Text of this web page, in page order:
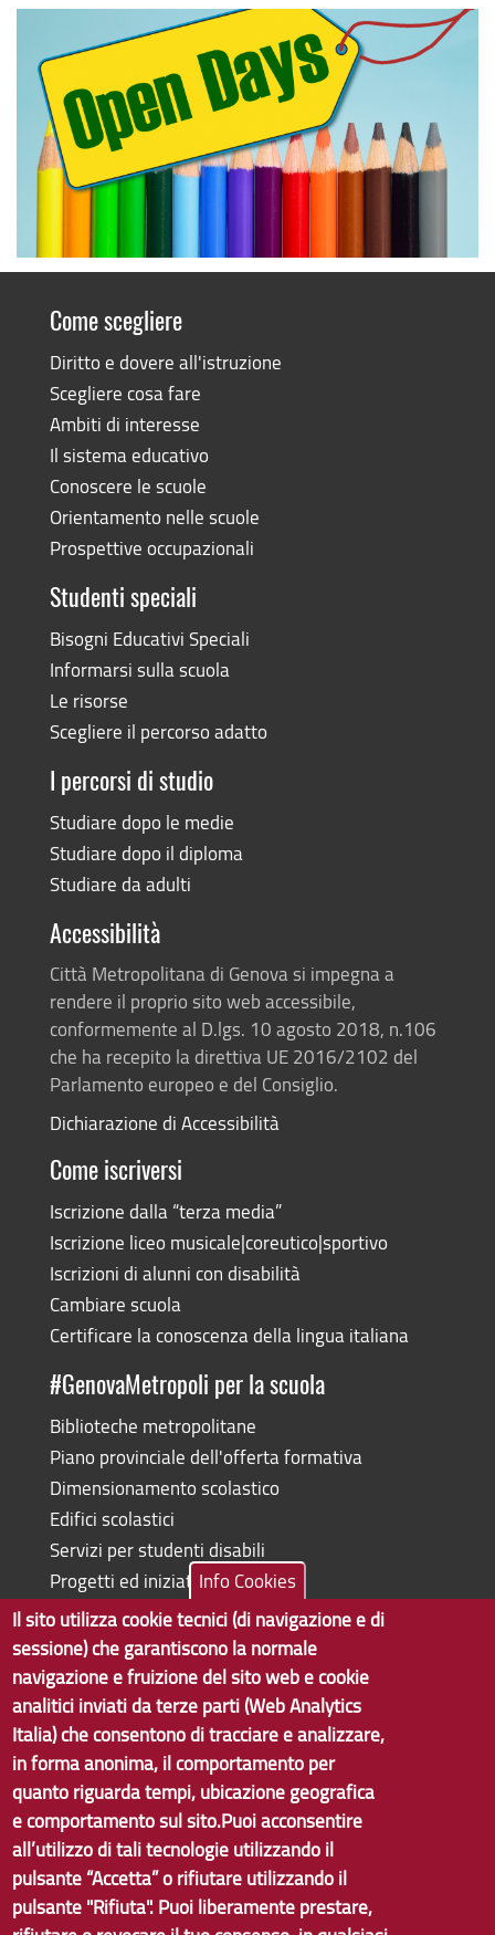
Come scegliere
Diritto e dovere all'istruzione
Scegliere cosa fare
Ambiti di interesse
Il sistema educativo
Conoscere le scuole
Orientamento nelle scuole
Prospettive occupazionali
Studenti speciali
Bisogni Educativi Speciali
Informarsi sulla scuola
Le risorse
Scegliere il percorso adatto
I percorsi di studio
Studiare dopo le medie
Studiare dopo il diploma
Studiare da adulti
Accessibilità
Città Metropolitana di Genova si impegna a
rendere il proprio sito web accessibile,
conformemente al D.lgs. 10 agosto 2018, n.106
che ha recepito la direttiva UE 2016/2102 del
Parlamento europeo e del Consiglio.
Dichiarazione di Accessibilità
Come iscriversi
Iscrizione dalla “terza media”
Iscrizione liceo musicale|coreutico|sportivo
Iscrizioni di alunni con disabilità
Cambiare scuola
Certificare la conoscenza della lingua italiana
#GenovaMetropoli per la scuola
Biblioteche metropolitane
Piano provinciale dell'offerta formativa
Dimensionamento scolastico
Edifici scolastici
Servizi per studenti disabili
Progetti ed iniziative
Copyright © 2017 Città metropolitana di Genova | CF:
80007350103
Tecnologie e Accessibilità
Info Cookies
Il sito utilizza cookie tecnici (di navigazione e di
sessione) che garantiscono la normale
navigazione e fruizione del sito web e cookie
analitici inviati da terze parti (Web Analytics
Italia) che consentono di tracciare e analizzare,
in forma anonima, il comportamento per
quanto riguarda tempi, ubicazione geografica
e comportamento sul sito.Puoi acconsentire
all’utilizzo di tali tecnologie utilizzando il
pulsante “Accetta” o rifiutare utilizzando il
pulsante "Rifiuta". Puoi liberamente prestare,